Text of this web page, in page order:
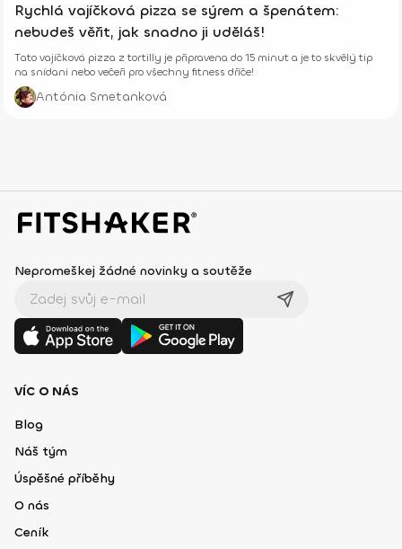
Rychlá vajíčková pizza se sýrem a špenátem:
nebudeš věřit, jak snadno ji uděláš!
Tato vajíčková pizza z tortilly je připravena do 15 minut a je to skvělý tip
na snídani nebo večeři pro všechny fitness dříče!
Antónia Smetanková
Nepromeškej žádné novinky a soutěže
VÍC O NÁS
Blog
Náš tým
Úspěšné příběhy
O nás
Ceník